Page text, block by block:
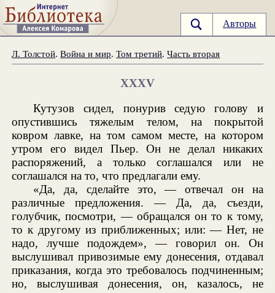
Авторы
Л. Толстой.Война и мир.Том третий.Часть вторая
XXXV
Кутузов сидел, понурив седую голову и
опустившись тяжелым телом, на покрытой
ковром лавке, на том самом месте, на котором
утром его видел Пьер. Он не делал никаких
распоряжений, а только соглашался или не
соглашался на то, что предлагали ему.
«Да, да, сделайте это, — отвечал он на
различные предложения. — Да, да, съезди,
голубчик, посмотри, — обращался он то к тому,
то к другому из приближенных; или: — Нет, не
надо, лучше подождем», — говорил он. Он
выслушивал привозимые ему донесения, отдавал
приказания, когда это требовалось подчиненным;
но, выслушивая донесения, он, казалось, не